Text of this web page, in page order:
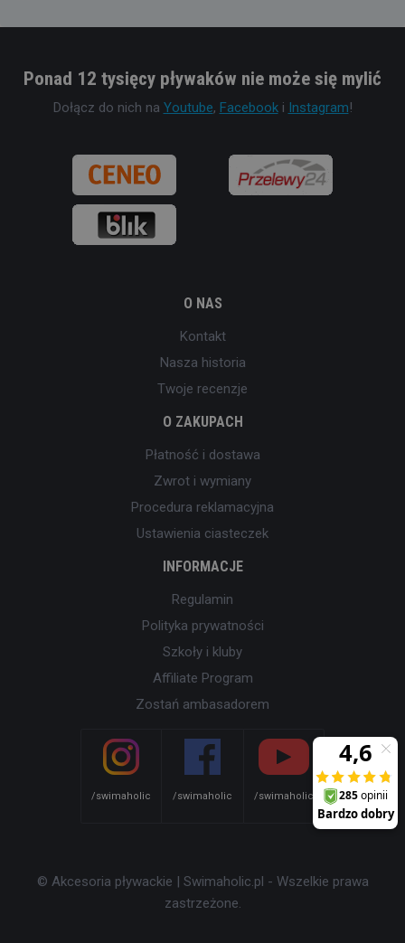
Ponad 12 tysięcy pływaków nie może się mylić
Dołącz do nich na Youtube, Facebooki Instagram!
O NAS
Kontakt
Nasza historia
Twoje recenzje
O ZAKUPACH
Płatność i dostawa
Zwrot i wymiany
Procedura reklamacyjna
Ustawienia ciasteczek
INFORMACJE
Regulamin
Polityka prywatności
Szkoły i kluby
Affiliate Program
Zostań ambasadorem
/swimaholic /swimaholic /swimaholic
© Akcesoria pływackie | Swimaholic.pl - Wszelkie prawa
zastrzeżone.